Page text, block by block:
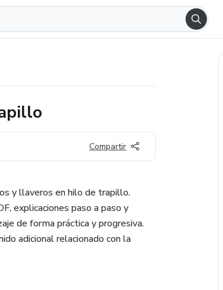
Compartir
y llaveros en hilo de trapillo.
explicaciones paso a paso y
de forma práctica y progresiva.
adicional relacionado con la